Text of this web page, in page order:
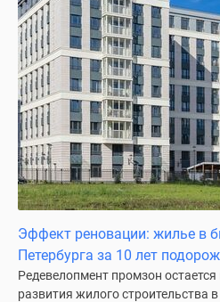
Петербурге
Коттеджные
поселки
Ленинградской
обл
Готовые
коттеджные
поселки
Строящиеся
поселки
Коттеджные
поселки
Эффект реновации: жилье в
Петербурга за 10 лет
Редевелопмент промзон
развития жилого строительства